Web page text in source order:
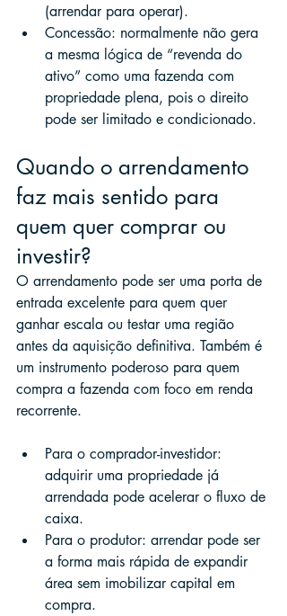
(arrendar para operar).
Concessão: normalmente não gera
a mesma lógica de “revenda do
ativo” como uma fazenda com
propriedade plena, pois o direito
pode ser limitado e condicionado.
Quando o arrendamento
faz mais sentido para
quem quer comprar ou
investir?
O arrendamento pode ser uma porta de
entrada excelente para quem quer
ganhar escala ou testar uma região
antes da aquisição definitiva. Também é
um instrumento poderoso para quem
compra a fazenda com foco em renda
recorrente.
Para o comprador-investidor:
adquirir uma propriedade já
arrendada pode acelerar o fluxo de
caixa.
Para o produtor: arrendar pode ser
a forma mais rápida de expandir
área sem imobilizar capital em
compra.